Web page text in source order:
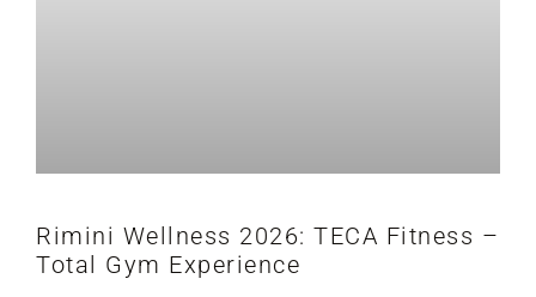
Rimini Wellness 2026: TECA Fitness –
Total Gym Experience